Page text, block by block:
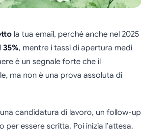
la tua email, perché anche nel 2025
35%, mentre i tassi di apertura medi
è un segnale forte che il
ma non è una prova assoluta di
candidatura di lavoro, un follow-up
essere scritta. Poi inizia l’attesa.